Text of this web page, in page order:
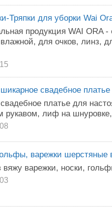
Тряпки для уборки Wai
продукция WAI ORA
для очков, линз,
свадебное платье
платье для
рукавом, лиф на
варежки шерстяные
вяжу варежки, носки,